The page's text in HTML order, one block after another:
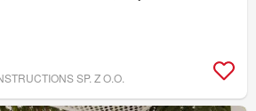
SP. Z O.O.